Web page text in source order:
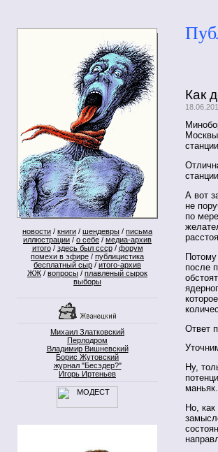
новости / книги / шендевры / письма
иллюстрации / о себе / медиа-архив
итого/ здесь был ссср/ форум
помехи в эфире / публицистика
бесплатный сыр / итого-архив
ЖЖ / вопросы / плавленый сырок
выборы
Михаил Златковский
Перлодром
Владимир Вишневский
Борис Жутовский
журнал "Бесэдер?"
Игорь Иртеньев
Как
А вот
не
по
после
Ответ
Ну,
маньяк.
Но,